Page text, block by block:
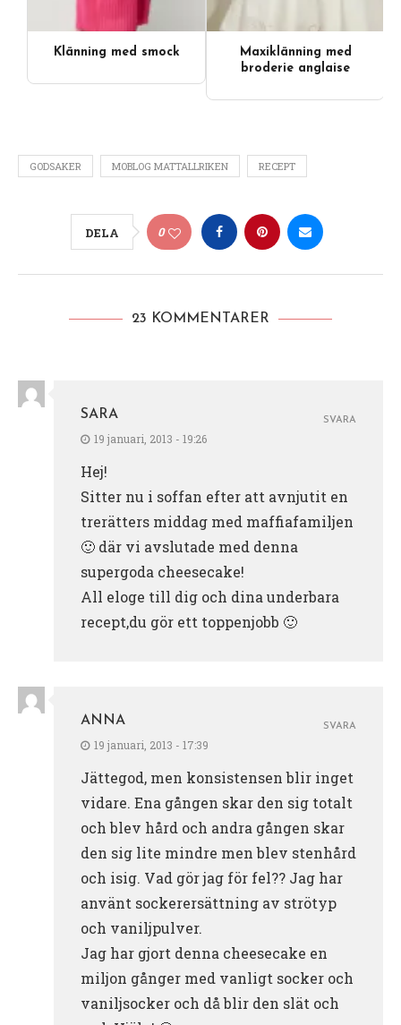
Klänning med smock
Maxiklänning med
broderie anglaise
GODSAKER MOBLOG MATTALLRIKEN RECEPT
DELA 0
23 KOMMENTARER
SARA
19 januari, 2013 - 19:26
Hej!
Sitter nu i soffan efter att avnjutit en
trerätters middag med maffiafamiljen
🙂 där vi avslutade med denna
supergoda cheesecake!
All eloge till dig och dina underbara
recept,du gör ett toppenjobb 🙂
SVARA
ANNA
19 januari, 2013 - 17:39
Jättegod, men konsistensen blir inget
vidare. Ena gången skar den sig totalt
och blev hård och andra gången skar
den sig lite mindre men blev stenhård
och isig. Vad gör jag för fel?? Jag har
använt sockerersättning av strötyp
och vaniljpulver.
Jag har gjort denna cheesecake en
miljon gånger med vanligt socker och
vaniljsocker och då blir den slät och
SVARA